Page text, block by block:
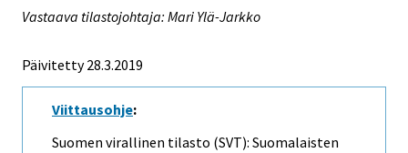
Vastaava tilastojohtaja: Mari Ylä-Jarkko
Päivitetty 28.3.2019
Viittausohje:
Suomen virallinen tilasto (SVT): Suomalaisten